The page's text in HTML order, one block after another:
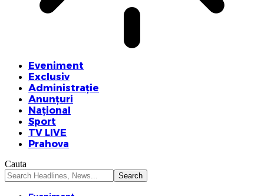
Eveniment
Exclusiv
Administrație
Anunțuri
Național
Sport
TV LIVE
Prahova
Cauta